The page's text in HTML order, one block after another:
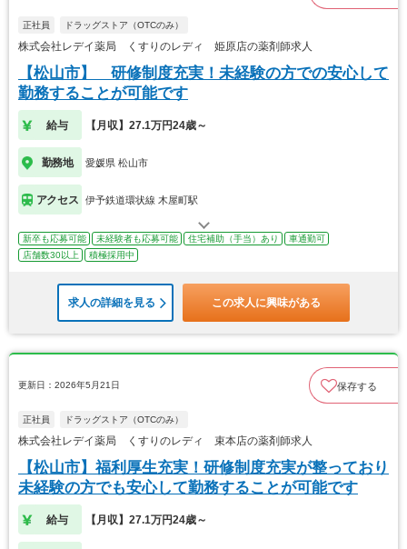
正社員 ドラッグストア（OTCのみ）
株式会社レデイ薬局 くすりのレディ 姫原店の薬剤師求人
【松山市】 研修制度充実！未経験の方での安心して
勤務することが可能です
給与 【月収】27.1万円24歳～
勤務地 愛媛県 松山市
アクセス 伊予鉄道環状線 木屋町駅
新卒も応募可能 未経験者も応募可能 住宅補助（手当）あり
車通勤可
店舗数30以上
積極採用中
求人の詳細を見る この求人に興味がある
更新日：2026年5月21日 保存する
正社員 ドラッグストア（OTCのみ）
株式会社レデイ薬局 くすりのレディ 束本店の薬剤師求人
【松山市】福利厚生充実！研修制度充実が整っており
未経験の方でも安心して勤務することが可能です
給与 【月収】27.1万円24歳～